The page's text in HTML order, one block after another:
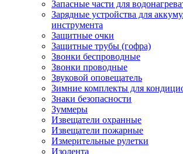
Запасные части для
Зарядные устройства для
инструмента
Защитные очки
Защитные трубы (гофра)
Звонки беспроводные
Звонки проводные
Звуковой оповещатель
Зимние комплекты для
Знаки безопасности
Зуммеры
Извещатели охранные
Извещатели пожарные
Измерительные рулетки
Изолента